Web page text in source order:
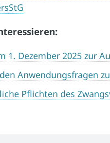
1. Dezember 2025 zur
Anwendungsfragen
Pflichten des